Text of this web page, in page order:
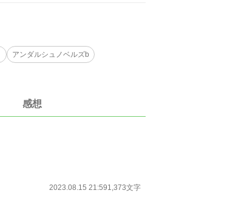
アンダルシュノベルズb
感想
2023.08.15 21:591,373文字